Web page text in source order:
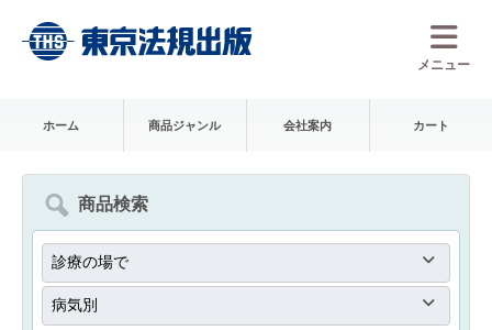
メニュー
ホーム 商品ジャンル 会社案内 カート
商品検索